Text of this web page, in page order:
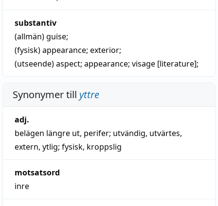
substantiv
(allmän)guise;
(fysisk)appearance; exterior;
(utseende)aspect; appearance; visage [literature];
Synonymer till yttre
adj.
belägen längre ut, perifer; utvändig, utvärtes,
extern, ytlig; fysisk, kroppslig
motsatsord
inre